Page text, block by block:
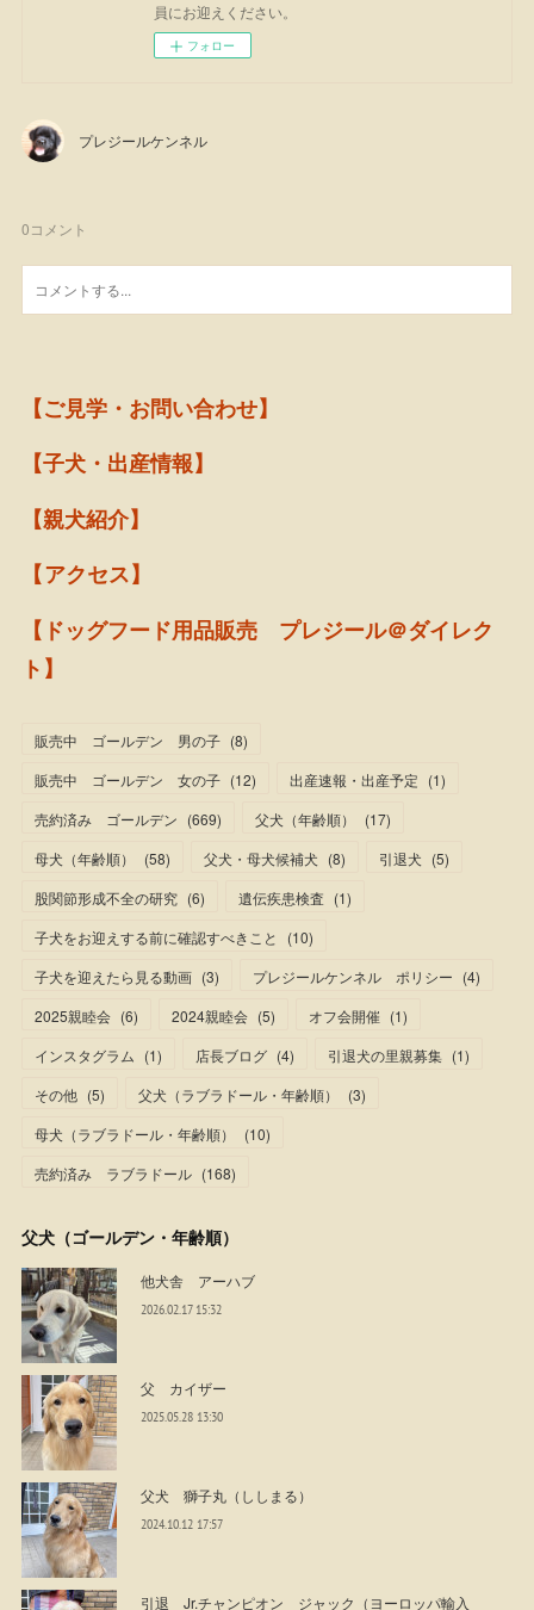
員にお迎えください。
フォロー
プレジールケンネル
0コメント
【ご見学・お問い合わせ】
【子犬・出産情報】
【親犬紹介】
【アクセス】
【ドッグフード用品販売 プレジール＠ダイレク
ト】
販売中 ゴールデン 男の子 (8)
販売中 ゴールデン 女の子 (12) 出産速報・出産予定 (1)
売約済み ゴールデン (669) 父犬（年齢順） (17)
母犬（年齢順）
(58) 父犬・母犬候補犬 (8) 引退犬 (5)
股関節形成不全の研究 (6) 遺伝疾患検査 (1)
子犬をお迎えする前に確認すべきこと
(10)
子犬を迎えたら見る動画 (3) プレジールケンネル ポリシー (4)
2025親睦会 (6) 2024親睦会 (5) オフ会開催 (1)
インスタグラム (1) 店長ブログ (4) 引退犬の里親募集 (1)
その他 (5) 父犬（ラブラドール・年齢順） (3)
母犬（ラブラドール・年齢順）
(10)
売約済み ラブラドール (168)
父犬（ゴールデン・年齢順）
他犬舎 アーハブ
2026.02.17 15:32
父 カイザー
2025.05.28 13:30
父犬 獅子丸（ししまる）
2024.10.12 17:57
引退 Jr.チャンピオン ジャック（ヨーロッパ輸入